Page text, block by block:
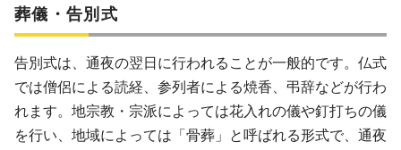
葬儀・告別式
告別式は、通夜の翌日に行われることが一般的です。仏式
では僧侶による読経、参列者による焼香、弔辞などが行わ
れます。地宗教・宗派によっては花入れの儀や釘打ちの儀
を行い、地域によっては「骨葬」と呼ばれる形式で、通夜